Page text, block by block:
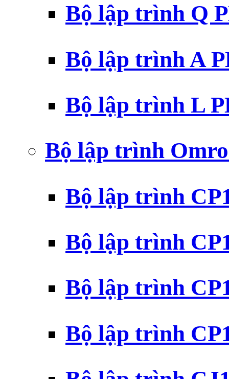
Bộ lập trình Q
Bộ lập trình A
Bộ lập trình L
Bộ lập trình
Bộ lập trình
Bộ lập trình
Bộ lập trình
Bộ lập trình